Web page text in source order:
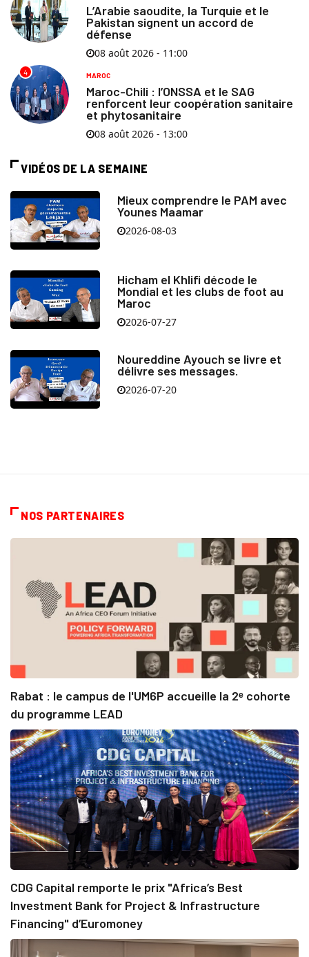
L’Arabie saoudite, la Turquie et le
Pakistan signent un accord de
défense
08 août 2026 - 11:00
4 MAROC
Maroc-Chili : l’ONSSA et le SAG
renforcent leur coopération sanitaire
et phytosanitaire
08 août 2026 - 13:00
VIDÉOS DE LA SEMAINE
Mieux comprendre le PAM avec
Younes Maamar
2026-08-03
Hicham el Khlifi décode le
Mondial et les clubs de foot au
Maroc
2026-07-27
Noureddine Ayouch se livre et
délivre ses messages.
2026-07-20
NOS PARTENAIRES
Rabat : le campus de l'UM6P accueille la 2ᵉ cohorte
du programme LEAD
CDG Capital remporte le prix "Africa’s Best
Investment Bank for Project & Infrastructure
Financing" d’Euromoney